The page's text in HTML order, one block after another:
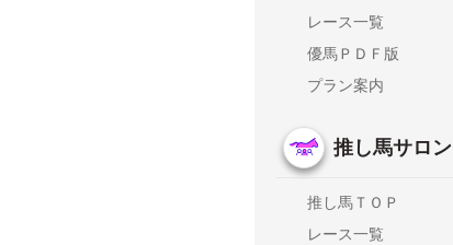
レース一覧
優馬ＰＤＦ版
プラン案内
推し馬サロン
推し馬ＴＯＰ
レース一覧